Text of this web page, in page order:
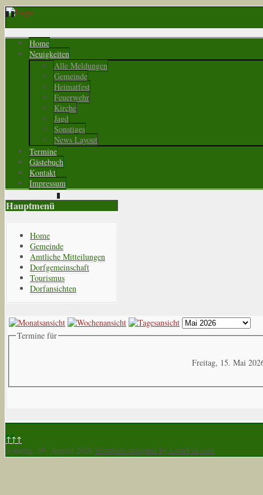
Home
Neuigkeiten
Alle Meldungen
Gemeinde
Heimatfest
Feuerwehr
Kirche
Jagd
Sonstiges
News Layout
Termine
Gästebuch
Kontakt
Impressum
Hauptmenü
Home
Gemeinde
Amtliche Mitteilungen
Dorfgemeinschaft
Tourismus
Dorfansichten
Termine für
Freitag, 15. Mai
↑↑↑
Sonntag, 09. August 2026 Template designed by LernVid.com